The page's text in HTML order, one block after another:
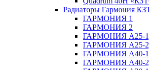
Радиаторы Гармония
ГАРМОНИЯ 1
ГАРМОНИЯ 2
ГАРМОНИЯ А25-1,
ГАРМОНИЯ А25-
ГАРМОНИЯ А40-1,
ГАРМОНИЯ А40-